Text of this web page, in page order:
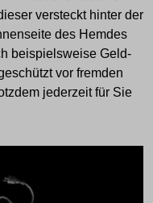
versteckt hinter der
des Hemdes
beispielsweise Geld-
vor fremden
jederzeit für Sie